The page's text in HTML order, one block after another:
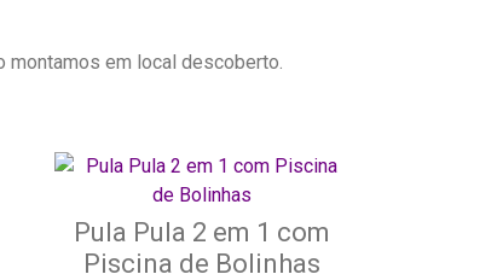
montamos em local descoberto.
Pula Pula 2 em 1 com
Piscina de Bolinhas